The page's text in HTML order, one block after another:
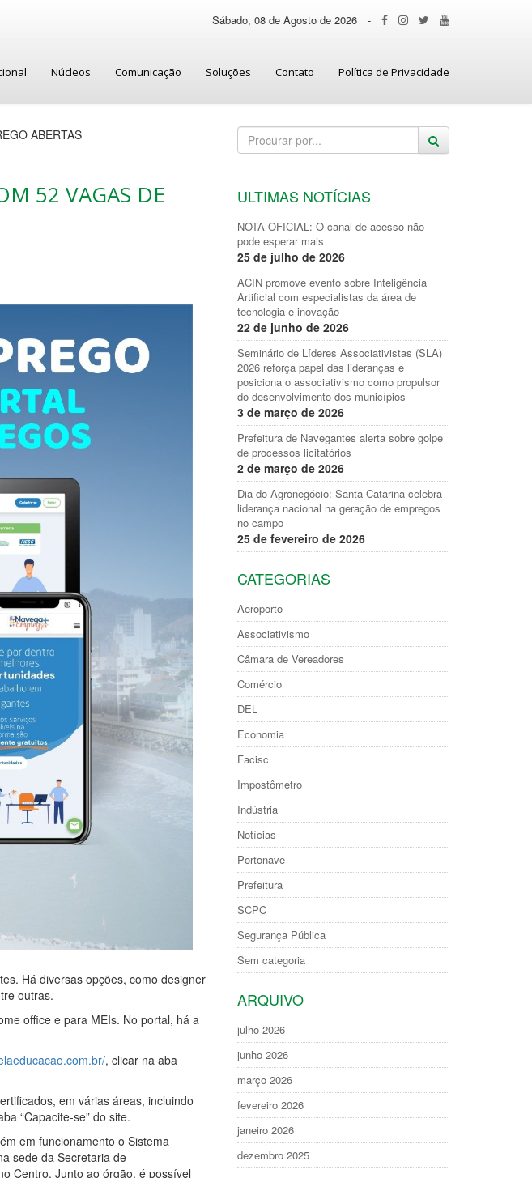
Sábado, 08 de Agosto de 2026 -
Núcleos Comunicação Soluções Contato Política de Privacidade
ABERTAS
52 VAGAS DE
Há diversas opções, como designer
outras.
office e para MEIs. No portal, há a
, clicar na aba
em várias áreas, incluindo
“Capacite-se” do site.
em funcionamento o Sistema
sede da Secretaria de
Centro. Junto ao órgão, é possível
ULTIMAS NOTÍCIAS
NOTA OFICIAL: O canal de acesso não
pode esperar mais
25 de julho de 2026
ACIN promove evento sobre Inteligência
Artificial com especialistas da área de
tecnologia e inovação
22 de junho de 2026
Seminário de Líderes Associativistas (SLA)
2026 reforça papel das lideranças e
posiciona o associativismo como propulsor
do desenvolvimento dos municípios
3 de março de 2026
Prefeitura de Navegantes alerta sobre golpe
de processos licitatórios
2 de março de 2026
Dia do Agronegócio: Santa Catarina celebra
liderança nacional na geração de empregos
no campo
25 de fevereiro de 2026
CATEGORIAS
Aeroporto
Associativismo
Câmara de Vereadores
Comércio
DEL
Economia
Facisc
Impostômetro
Indústria
Notícias
Portonave
Prefeitura
SCPC
Segurança Pública
Sem categoria
ARQUIVO
julho 2026
junho 2026
março 2026
fevereiro 2026
janeiro 2026
dezembro 2025